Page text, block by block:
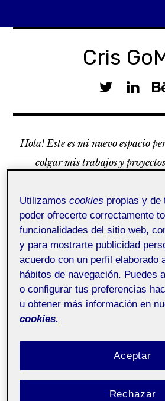
Cris
i
t
e
r
L
n
e
d
I
n
Hola! Este es mi nuevo espacio
colgar mis trabajos y
Menu
Sobre mi
ActiFolio:Debate -
Utilizamoscookies propias y de
poder ofrecerte correctamente
funcionalidades del sitio web,
y para mostrarte publicidad
acuerdo con un perfil elaborado
hábitos de navegación. Puedes
o configurar tus preferencias
u obtener más información en
cookies.
Rechazar
Aceptar